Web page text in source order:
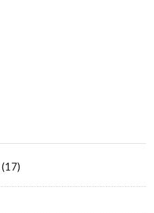
(17)